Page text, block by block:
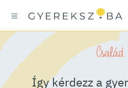
Család
Így kérdezz a